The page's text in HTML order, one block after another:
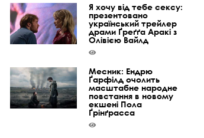
Я хочу від тебе сексу:
презентовано
український трейлер
драми Ґреґґа Аракі з
Олівією Вайлд
Месник: Ендрю
Ґарфілд очолить
масштабне народне
повстання в новому
екшені Пола
Ґрінґрасса